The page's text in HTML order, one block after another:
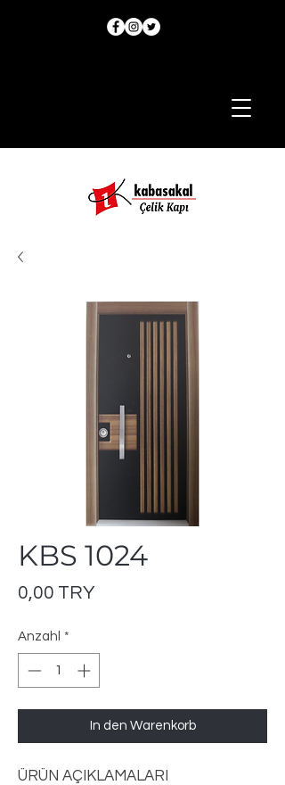
KBS 1024
0,00 TRYPreis
Anzahl *
In den Warenkorb
ÜRÜN AÇIKLAMALARI